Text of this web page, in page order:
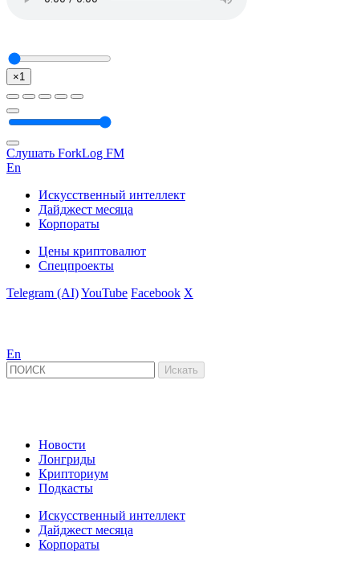
×1
Слушать ForkLog FM
En
Искусственный интеллект
Дайджест месяца
Корпораты
Цены криптовалют
Спецпроекты
Telegram (AI)YouTube Facebook X
En
Новости
Лонгриды
Крипториум
Подкасты
Искусственный интеллект
Дайджест месяца
Корпораты